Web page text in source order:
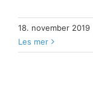
18. november 2019
Les mer